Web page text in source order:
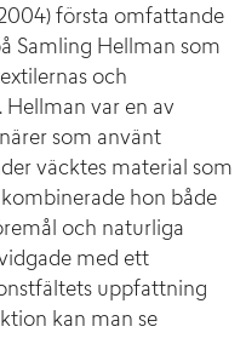
första omfattande
Samling Hellman som
och
Hellman var en av
som använt
väcktes material som
hon både
och naturliga
med ett
uppfattning
kan man se